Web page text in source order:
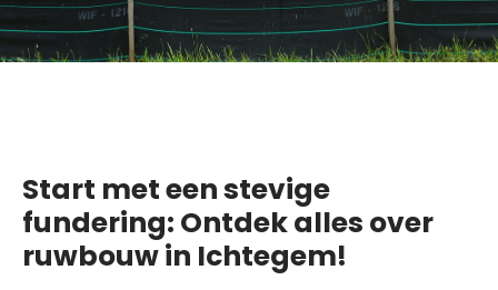
Start met een stevige
fundering: Ontdek alles over
ruwbouw in Ichtegem!